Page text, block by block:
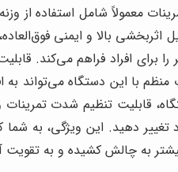
معمولاً شامل استفاده از
بالا و ایمنی
را برای افراد فراهم
با این دستگاه می‌تواند
قابلیت تنظیم شدت
دهید. این ویژگی، به
به چالش کشیده و به